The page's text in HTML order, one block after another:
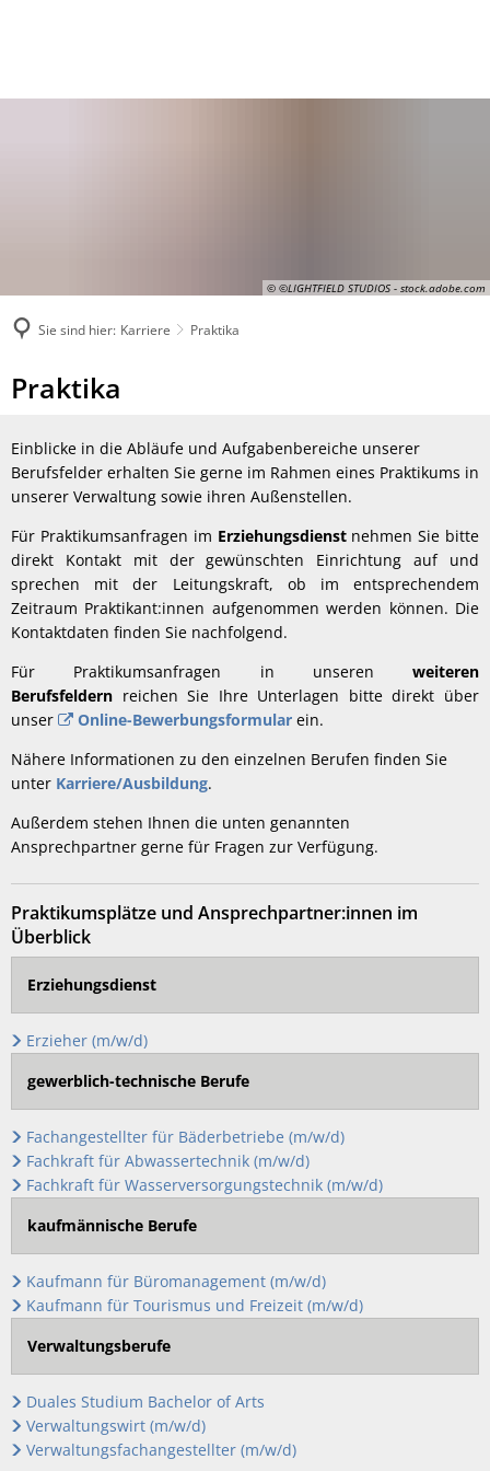
© ©LIGHTFIELD STUDIOS - stock.adobe.com
Sie sind hier: Karriere Praktika
Praktika
Praktika
Einblicke in die Abläufe und Aufgabenbereiche unserer
Berufsfelder erhalten Sie gerne im Rahmen eines Praktikums in
unserer Verwaltung sowie ihren Außenstellen.
Für Praktikumsanfragen im Erziehungsdienstnehmen Sie bitte
direkt Kontakt mit der gewünschten Einrichtung auf und
sprechen mit der Leitungskraft, ob im entsprechendem
Zeitraum Praktikant:innen aufgenommen werden können. Die
Kontaktdaten finden Sie nachfolgend.
Für Praktikumsanfragen in unseren weiteren
Berufsfeldern reichen Sie Ihre Unterlagen bitte direkt über
unser
Online-Bewerbungsformular ein.
Nähere Informationen zu den einzelnen Berufen finden Sie
unter Karriere/Ausbildung.
Außerdem stehen Ihnen die unten genannten
Ansprechpartner gerne für Fragen zur Verfügung.
Praktikumsplätze und Ansprechpartner:innen im
Überblick
Erziehungsdienst
Erzieher (m/w/d)
gewerblich-technische Berufe
Fachangestellter für Bäderbetriebe (m/w/d)
Fachkraft für Abwassertechnik (m/w/d)
Fachkraft für Wasserversorgungstechnik (m/w/d)
kaufmännische Berufe
Kaufmann für Büromanagement (m/w/d)
Kaufmann für Tourismus und Freizeit (m/w/d)
Verwaltungsberufe
Duales Studium Bachelor of Arts
Verwaltungswirt (m/w/d)
Verwaltungsfachangestellter (m/w/d)